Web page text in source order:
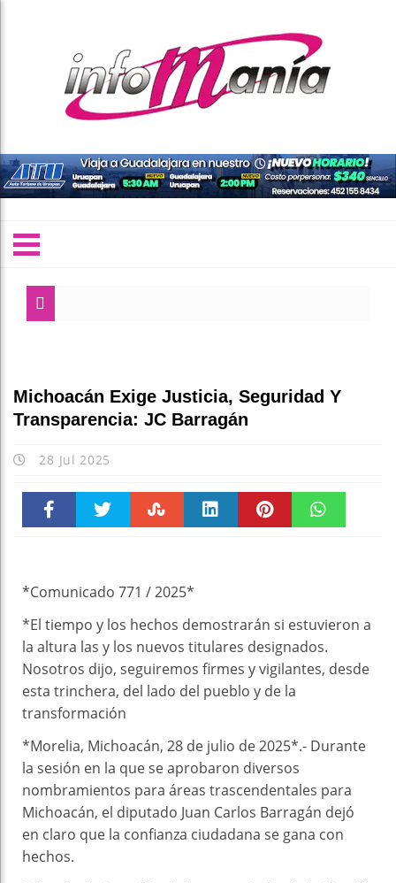
Michoacán Exige Justicia, Seguridad Y
Transparencia: JC Barragán
28 Jul 2025
*Comunicado 771 / 2025*
*El tiempo y los hechos demostrarán si estuvieron a
la altura las y los nuevos titulares designados.
Nosotros dijo, seguiremos firmes y vigilantes, desde
esta trinchera, del lado del pueblo y de la
transformación
*Morelia, Michoacán, 28 de julio de 2025*.- Durante
la sesión en la que se aprobaron diversos
nombramientos para áreas trascendentales para
Michoacán, el diputado Juan Carlos Barragán dejó
en claro que la confianza ciudadana se gana con
hechos.